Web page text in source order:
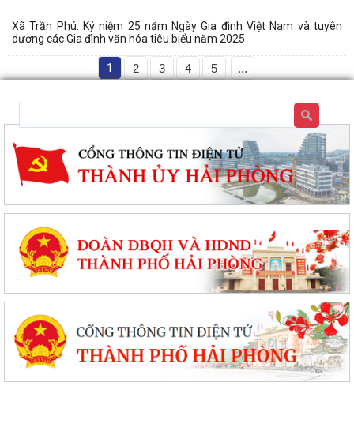
Xã Trần Phú: Kỷ niệm 25 năm Ngày Gia đình Việt Nam và tuyên
dương các Gia đình văn hóa tiêu biểu năm 2025
1 2 3 4 5 ...